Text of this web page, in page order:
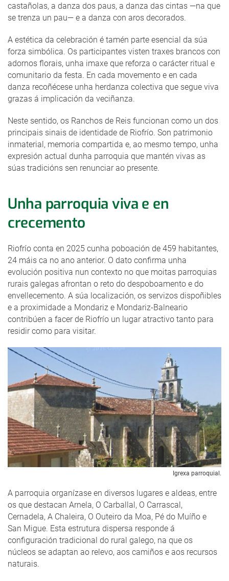
castañolas, a danza dos paus, a danza das cintas —na que
se trenza un pau— e a danza con aros decorados.
A estética da celebración é tamén parte esencial da súa
forza simbólica. Os participantes visten traxes brancos con
adornos florais, unha imaxe que reforza o carácter ritual e
comunitario da festa. En cada movemento e en cada
danza recoñécese unha herdanza colectiva que segue viva
grazas á implicación da veciñanza.
Neste sentido, os Ranchos de Reis funcionan como un dos
principais sinais de identidade de Riofrío. Son patrimonio
inmaterial, memoria compartida e, ao mesmo tempo, unha
expresión actual dunha parroquia que mantén vivas as
súas tradicións sen renunciar ao presente.
Unha parroquia viva e en
crecemento
Riofrío conta en 2025 cunha poboación de 459 habitantes,
24 máis ca no ano anterior. O dato confirma unha
evolución positiva nun contexto no que moitas parroquias
rurais galegas afrontan o reto do despoboamento e do
envellecemento. A súa localización, os servizos dispoñibles
e a proximidade a Mondariz e Mondariz-Balneario
contribúen a facer de Riofrío un lugar atractivo tanto para
residir como para visitar.
Igrexa parroquial.
A parroquia organízase en diversos lugares e aldeas, entre
os que destacan Arnela, O Carballal, O Carrascal,
Cernadela, A Chaleira, O Outeiro da Moa, Pé do Muíño e
San Migue. Esta estrutura dispersa responde á
configuración tradicional do rural galego, na que os
núcleos se adaptan ao relevo, aos camiños e aos recursos
naturais.